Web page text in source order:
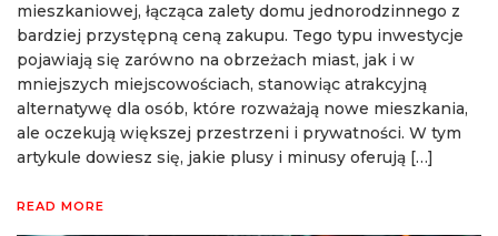
mieszkaniowej, łącząca zalety domu jednorodzinnego z
bardziej przystępną ceną zakupu. Tego typu inwestycje
pojawiają się zarówno na obrzeżach miast, jak i w
mniejszych miejscowościach, stanowiąc atrakcyjną
alternatywę dla osób, które rozważają nowe mieszkania,
ale oczekują większej przestrzeni i prywatności. W tym
artykule dowiesz się, jakie plusy i minusy oferują […]
READ MORE